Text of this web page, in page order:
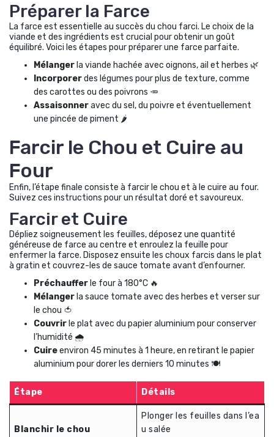
Préparer la Farce
La farce est essentielle au succès du chou farci. Le choix de la
viande et des ingrédients est crucial pour obtenir un goût
équilibré. Voici les étapes pour préparer une farce parfaite.
Mélanger la viande hachée avec oignons, ail et herbes 🌿
Incorporerdes légumes pour plus de texture, comme
des carottes ou des poivrons 🥕
Assaisonneravec du sel, du poivre et éventuellement
une pincée de piment 🌶️
Farcir le Chou et Cuire au
Four
Enfin, l’étape finale consiste à farcir le chou et à le cuire au four.
Suivez ces instructions pour un résultat doré et savoureux.
Farcir et Cuire
Dépliez soigneusement les feuilles, déposez une quantité
généreuse de farce au centre et enroulez la feuille pour
enfermer la farce. Disposez ensuite les choux farcis dans le plat
à gratin et couvrez-les de sauce tomate avant d’enfourner.
Préchauffer le four à 180°C 🔥
Mélanger la sauce tomate avec des herbes et verser sur
le chou 🍅
Couvrir le plat avec du papier aluminium pour conserver
l’humidité 🌧️
Cuireenviron 45 minutes à 1 heure, en retirant le papier
aluminium pour dorer les derniers 10 minutes 🍽️
Étape Détails
Blanchir le chou
Plonger les feuilles dans l’ea
u salée